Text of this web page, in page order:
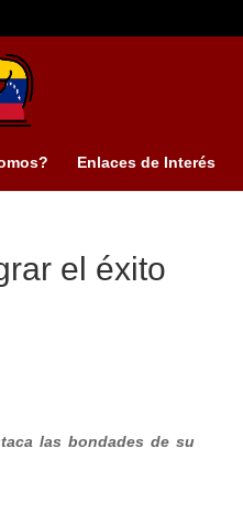
Enlaces de Interés
el éxito
las bondades de su